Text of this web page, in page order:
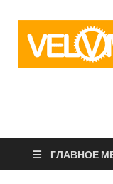
ГЛАВНОЕ